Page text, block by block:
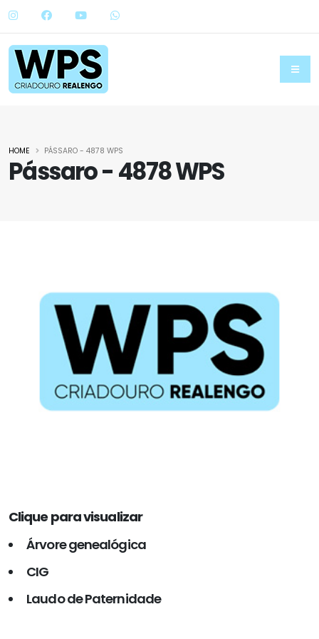
Pássaro - 4878 WPS
HOME PÁSSARO - 4878 WPS
Clique para visualizar
Árvore genealógica
CIG
Laudo de Paternidade